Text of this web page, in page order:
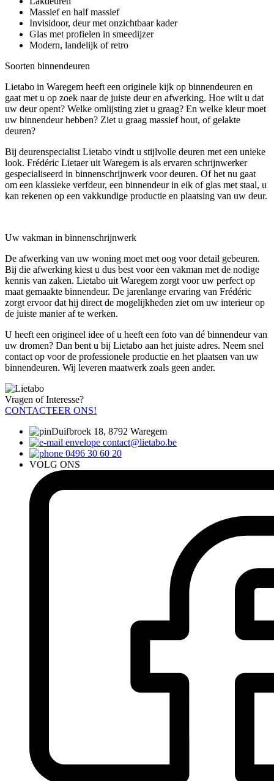
Massief en half massief
Invisidoor, deur met onzichtbaar kader
Glas met profielen in smeedijzer
Modern, landelijk of retro
Soorten binnendeuren
Lietabo in Waregem heeft een originele kijk op binnendeuren en
gaat met u op zoek naar de juiste deur en afwerking. Hoe wilt u dat
uw deur opent? Welke omlijsting ziet u graag? En welke kleur moet
uw binnendeur hebben? Ziet u graag massief hout, of gelakte
deuren?
Bij deurenspecialist Lietabo vindt u stijlvolle deuren met een unieke
look. Frédéric Lietaer uit Waregem is als ervaren schrijnwerker
gespecialiseerd in binnenschrijnwerk voor deuren. Of het nu gaat
om een klassieke verfdeur, een binnendeur in eik of glas met staal, u
kan rekenen op een vakkundige productie en plaatsing van uw deur.
Uw vakman in binnenschrijnwerk
De afwerking van uw woning moet met oog voor detail gebeuren.
Bij die afwerking kiest u dus best voor een vakman met de nodige
kennis van zaken. Lietabo uit Waregem zorgt voor uw perfect op
maat gemaakte binnendeur. De jarenlange ervaring van Frédéric
zorgt ervoor dat hij direct de mogelijkheden ziet om uw interieur op
de juiste manier af te werken.
U heeft een origineel idee of u heeft een foto van dé binnendeur van
uw dromen? Dan bent u bij Lietabo aan het juiste adres. Neem snel
contact op voor de professionele productie en het plaatsen van uw
binnendeuren. Wij leveren maatwerk zoals geen ander.
Vragen of Interesse?
CONTACTEER ONS!
Duifbroek 18, 8792 Waregem
contact@lietabo.be
0496 30 60 20
VOLG ONS